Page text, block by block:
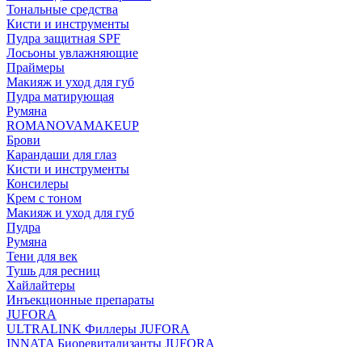
Тональные средства
Кисти и инструменты
Пудра защитная SPF
Лосьоны увлажняющие
Праймеры
Макияж и уход для губ
Пудра матирующая
Румяна
ROMANOVAMAKEUP
Брови
Карандаши для глаз
Кисти и инструменты
Консилеры
Крем с тоном
Макияж и уход для губ
Пудра
Румяна
Тени для век
Тушь для ресниц
Хайлайтеры
Инъекционные препараты
JUFORA
ULTRALINK Филлеры JUFORA
INNATA Биоревитализанты JUFORA